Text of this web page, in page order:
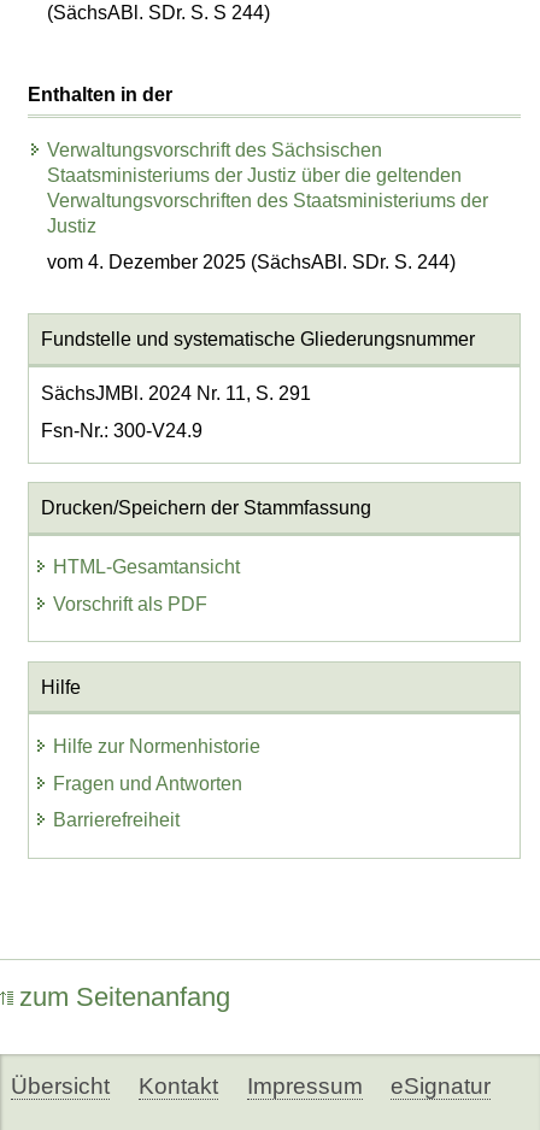
(SächsABl. SDr. S. S 244)
Enthalten in der
Verwaltungsvorschrift des Sächsischen
Staatsministeriums der Justiz über die geltenden
Verwaltungsvorschriften des Staatsministeriums der
Justiz
vom 4. Dezember 2025 (SächsABl. SDr. S. 244)
Fundstelle und systematische Gliederungsnummer
SächsJMBl. 2024 Nr. 11, S. 291
Fsn-Nr.: 300-V24.9
Drucken/Speichern der Stammfassung
HTML-Gesamtansicht
Vorschrift als PDF
Hilfe
Hilfe zur Normenhistorie
Fragen und Antworten
Barrierefreiheit
zum Seitenanfang
Übersicht Kontakt Impressum eSignatur